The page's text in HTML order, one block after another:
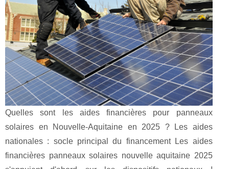
Quelles sont les aides financières pour panneaux
solaires en Nouvelle-Aquitaine en 2025 ? Les aides
nationales : socle principal du financement Les aides
financières panneaux solaires nouvelle aquitaine 2025